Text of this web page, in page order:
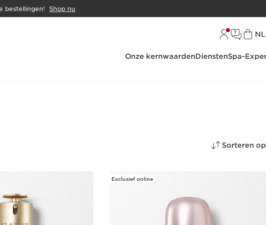
bestellingen! Shop nu
NL
Onze kernwaardenDienstenSpa-
Sorteren op
Exclusief online